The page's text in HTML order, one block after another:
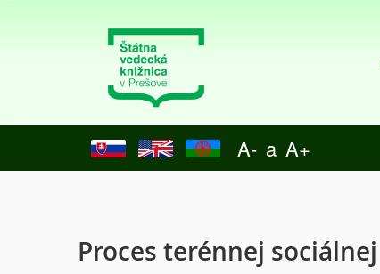
A- a A+
Proces terénnej